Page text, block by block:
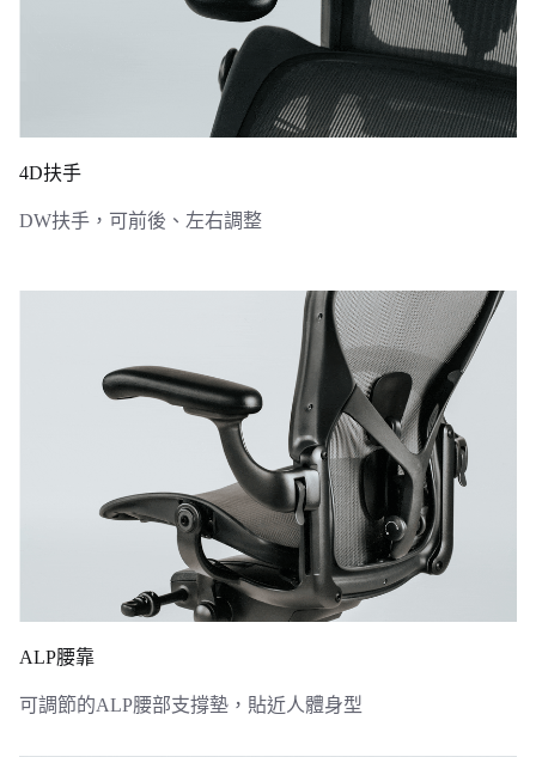
4D扶手
DW扶手，可前後、左右調整
ALP腰靠
可調節的ALP腰部支撐墊，貼近人體身型